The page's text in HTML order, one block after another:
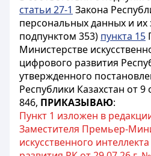
статьи 27-1 Закона
персональных данных и их
подпунктом 353) пункта 15
Министерстве
цифрового развития
утвержденного
Республики Казахстан от
846, ПРИКАЗЫВАЮ:
Пункт 1 изложен в
Заместителя Премьер-
искусственного